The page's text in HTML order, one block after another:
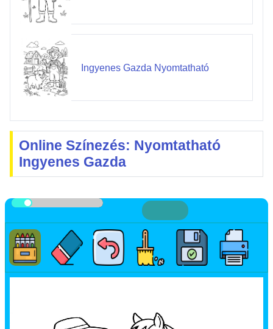
Ingyenes Gazda Nyomtatható
Online Színezés: Nyomtatható
Ingyenes Gazda